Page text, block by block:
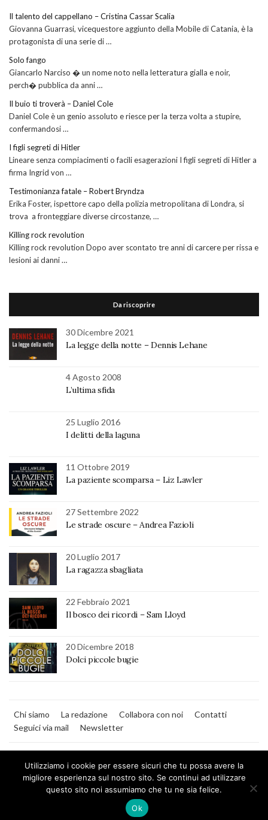
Il talento del cappellano – Cristina Cassar Scalia
Giovanna Guarrasi, vicequestore aggiunto della Mobile di Catania, è la
protagonista di una serie di …
Solo fango
Giancarlo Narciso � un nome noto nella letteratura gialla e noir,
perch� pubblica da anni …
Il buio ti troverà – Daniel Cole
Daniel Cole è un genio assoluto e riesce per la terza volta a stupire,
confermandosi …
I figli segreti di Hitler
Lineare senza compiacimenti o facili esagerazioni I figli segreti di Hitler a
firma Ingrid von …
Testimonianza fatale – Robert Bryndza
Erika Foster, ispettore capo della polizia metropolitana di Londra, si
trova a fronteggiare diverse circostanze, …
Killing rock revolution
Killing rock revolution Dopo aver scontato tre anni di carcere per rissa e
lesioni ai danni …
Da riscoprire
30 Dicembre 2021
La legge della notte – Dennis Lehane
4 Agosto 2008
L’ultima sfida
25 Luglio 2016
I delitti della laguna
11 Ottobre 2019
La paziente scomparsa – Liz Lawler
27 Settembre 2022
Le strade oscure – Andrea Fazioli
20 Luglio 2017
La ragazza sbagliata
22 Febbraio 2021
Il bosco dei ricordi – Sam Lloyd
20 Dicembre 2018
Dolci piccole bugie
Chi siamo La redazione Collabora con noi
Contatti
Seguici via mail
Newsletter
MilanoNera
Utilizziamo i cookie per essere sicuri che tu possa avere la
migliore esperienza sul nostro sito. Se continui ad utilizzare
questo sito noi assumiamo che tu ne sia felice.
Ok